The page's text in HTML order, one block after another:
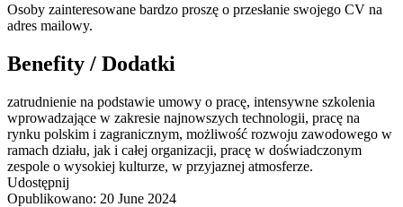
Osoby zainteresowane bardzo proszę o przesłanie swojego CV na
adres mailowy.
Benefity / Dodatki
zatrudnienie na podstawie umowy o pracę, intensywne szkolenia
wprowadzające w zakresie najnowszych technologii, pracę na
rynku polskim i zagranicznym, możliwość rozwoju zawodowego w
ramach działu, jak i całej organizacji, pracę w doświadczonym
zespole o wysokiej kulturze, w przyjaznej atmosferze.
Udostępnij
Opublikowano: 20 June 2024